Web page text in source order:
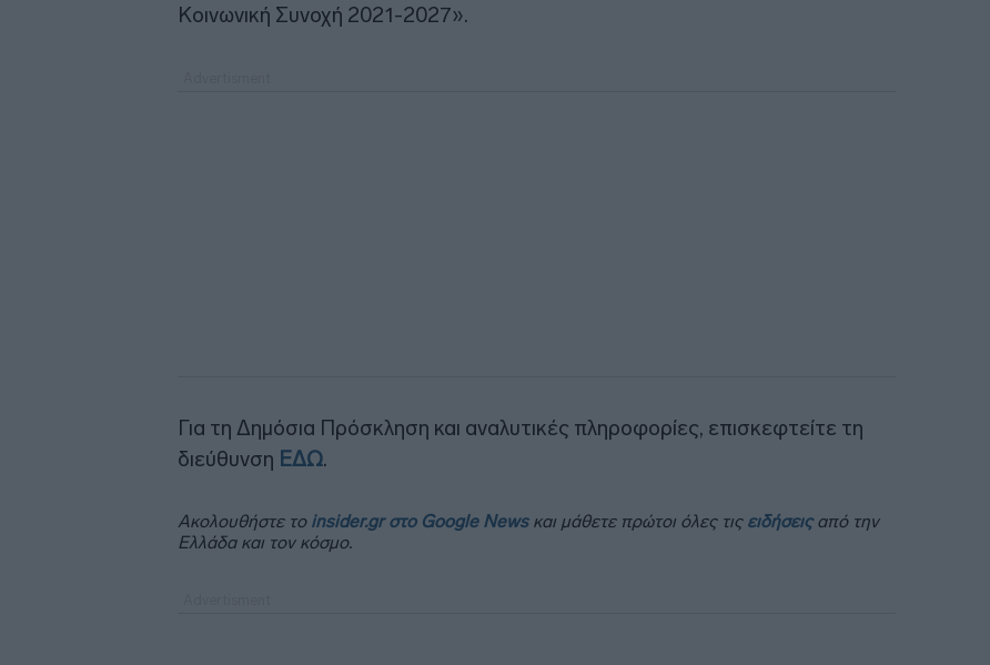
Κοινωνική Συνοχή 2021-2027».
Για τη Δημόσια Πρόσκληση και αναλυτικές πληροφορίες, επισκεφτείτε τη
διεύθυνση ΕΔΩ.
Ακολουθήστε το insider.gr στο Google Newsκαι μάθετε πρώτοι όλες τις ειδήσειςαπό την
Ελλάδα και τον κόσμο.